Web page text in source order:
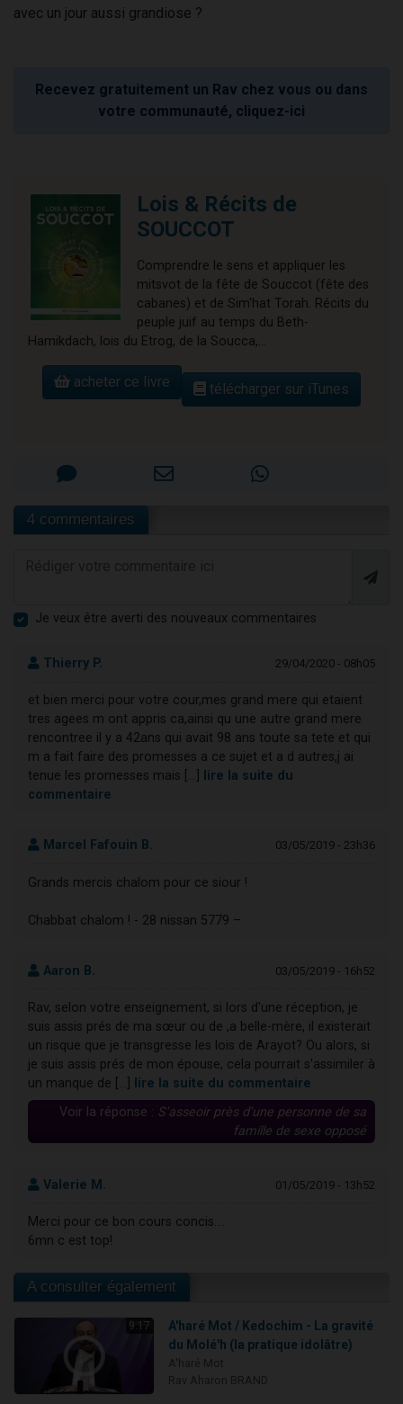
avec un jour aussi grandiose ?
Recevez gratuitement un Rav chez vous ou dans
votre communauté, cliquez-ici
Lois & Récits de
SOUCCOT
Comprendre le sens et appliquer les
mitsvot de la fête de Souccot (fête des
cabanes) et de Sim'hat Torah. Récits du
peuple juif au temps du Beth-
Hamikdach, lois du Etrog, de la Soucca,...
acheter ce livre télécharger sur iTunes
4 commentaires
Je veux être averti des nouveaux commentaires
Thierry P. 29/04/2020 - 08h05
et bien merci pour votre cour,mes grand mere qui etaient
tres agees m ont appris ca,ainsi qu une autre grand mere
rencontree il y a 42ans qui avait 98 ans toute sa tete et qui
m a fait faire des promesses a ce sujet et a d autres,j ai
tenue les promesses mais [...]
lire la suite du
commentaire
Marcel Fafouin B. 03/05/2019 - 23h36
Grands mercis chalom pour ce siour !
Chabbat chalom ! - 28 nissan 5779 –
Aaron B. 03/05/2019 - 16h52
Rav, selon votre enseignement, si lors d'une réception, je
suis assis prés de ma sœur ou de ,a belle-mère, il existerait
un risque que je transgresse les lois de Arayot? Ou alors, si
je suis assis prés de mon épouse, cela pourrait s'assimiler à
un manque de [...]
lire la suite du commentaire
Voir la réponse : S'asseoir près d'une personne de sa
famille de sexe opposé
Valerie M. 01/05/2019 - 13h52
Merci pour ce bon cours concis....
6mn c est top!
A consulter également
9:17
A'haré Mot / Kedochim - La gravité
du Molé'h (la pratique idolâtre)